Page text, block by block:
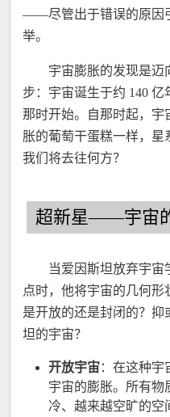
——尽管出于错误的原因
举。
宇宙膨胀的发现是迈
步：宇宙诞生于约 140 亿
那时开始。自那时起，宇
胀的葡萄干蛋糕一样，星
我们将去往何方？
超新星——宇宙
当爱因斯坦放弃宇
点时，他将宇宙的几何
是开放的还是封闭的？
坦的宇宙？
开放宇宙：在这种宇
宇宙的膨胀。所有物
冷、越来越空旷的空